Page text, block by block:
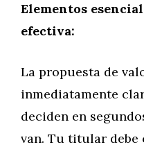
Elementos
efectiva:
La propuesta de
inmediatamente
deciden en
van. Tu titular debe